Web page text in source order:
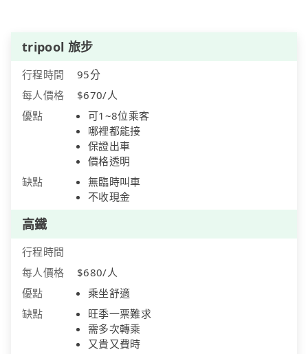
tripool 旅步
行程時間
95分
每人價格
$670/人
優點
可1~8位乘客
哪裡都能接
保證出車
價格透明
缺點
無臨時叫車
不收現金
高鐵
行程時間
每人價格
$680/人
優點
乘坐舒適
缺點
旺季一票難求
需多次轉乘
又貴又費時